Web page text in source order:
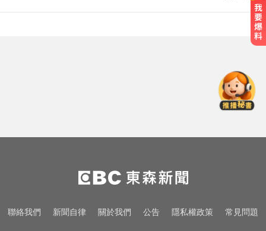
突離世 團隊發聲證實
生人迴避！台中海線將送肉粽 路
線、時間曝光
國中暑輔悲劇！小六升國一男學生
聯絡我們 新聞自律 關於我們 公告 隱私權政策 常見問題